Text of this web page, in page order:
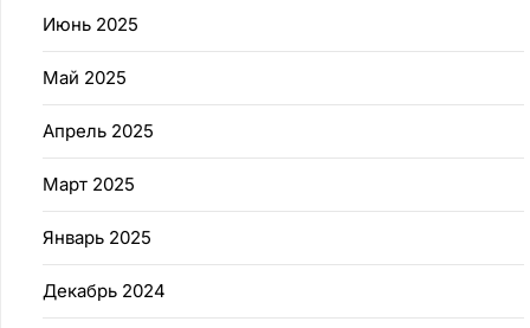
Июнь 2025
Май 2025
Апрель 2025
Март 2025
Январь 2025
Декабрь 2024